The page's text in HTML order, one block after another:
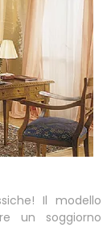
Il modello
un soggiorno